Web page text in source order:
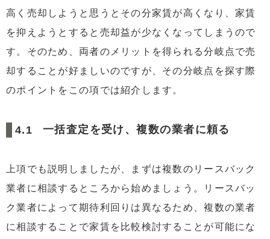
高く売却しようと思うとその分家賃が高くなり、家賃
を抑えようとすると売却益が少なくなってしまうので
す。そのため、両者のメリットを得られる分岐点で売
却することが好ましいのですが、その分岐点を探す際
のポイントをこの項では紹介します。
一括査定を受け、複数の業者に頼る
上項でも説明しましたが、まずは複数のリースバック
業者に相談するところから始めましょう。リースバッ
ク業者によって期待利回りは異なるため、複数の業者
に相談することで家賃を比較検討することが可能にな